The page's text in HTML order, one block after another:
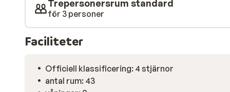
Trepersonersrum standard
för 3 personer
Faciliteter
Officiell klassificering: 4 stjärnor
antal rum: 43